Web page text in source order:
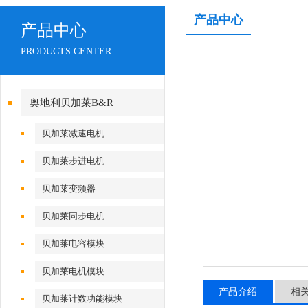
产品中心
PRODUCTS CENTER
奥地利贝加莱B&R
贝加莱减速电机
贝加莱步进电机
贝加莱变频器
贝加莱同步电机
贝加莱电容模块
贝加莱电机模块
贝加莱计数功能模块
产品中心
产品介绍 相